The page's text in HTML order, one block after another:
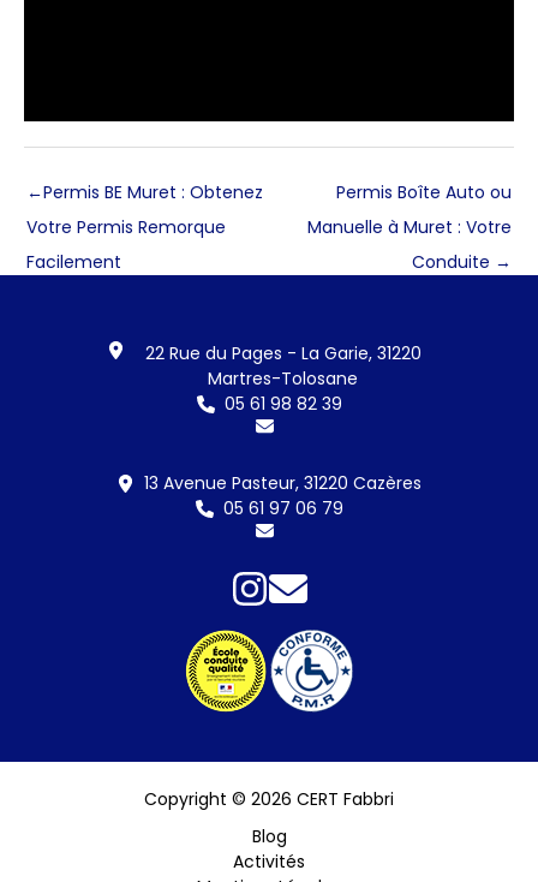
←Permis BE Muret : Obtenez
Votre Permis Remorque
Facilement
Permis Boîte Auto ou
Manuelle à Muret : Votre
Conduite →
22 Rue du Pages - La Garie, 31220
Martres-Tolosane
05 61 98 82 39
13 Avenue Pasteur, 31220 Cazères
05 61 97 06 79
Copyright © 2026 CERT Fabbri
Blog
Activités